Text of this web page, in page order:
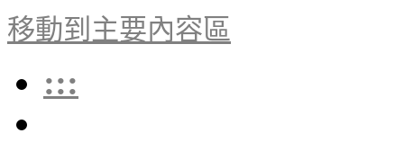
移動到主要內容區
:::